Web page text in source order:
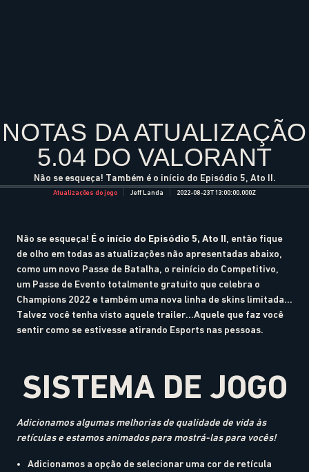
NOTAS DA ATUALIZAÇÃO
5.04 DO VALORANT
Não se esqueça! Também é o início do Episódio 5, Ato II.
Atualizações do jogo Jeff Landa 2022-08-23T13:00:00.000Z
Não se esqueça! É o início do Episódio 5, Ato II , então fique
de olho em todas as atualizações não apresentadas abaixo,
como um novo Passe de Batalha, o reinício do Competitivo,
um Passe de Evento totalmente gratuito que celebra o
Champions 2022 e também uma nova linha de skins limitada...
Talvez você tenha visto aquele trailer...Aquele que faz você
sentir como se estivesse atirando Esports nas pessoas.
SISTEMA DE JOGO
Adicionamos algumas melhorias de qualidade de vida às
retículas e estamos animados para mostrá-las para vocês!
Adicionamos a opção de selecionar uma cor de retícula